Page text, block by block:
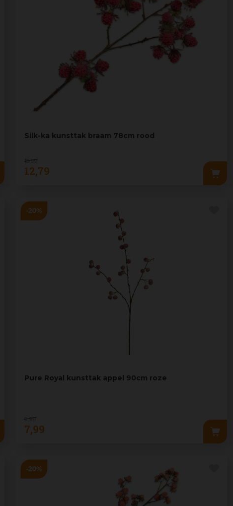
Silk-ka kunsttak braam 78cm rood
15,99
12,79
Pure Royal kunsttak appel 90cm roze
9 99
7,99